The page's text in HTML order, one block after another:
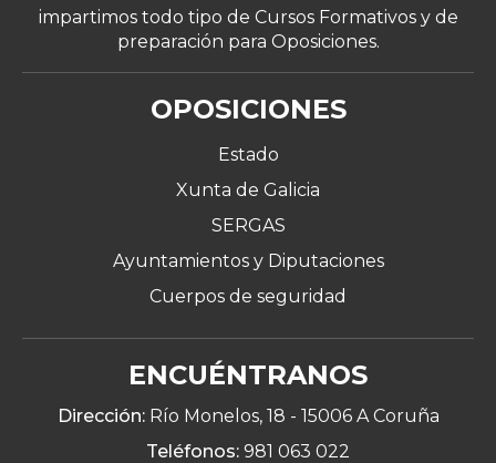
impartimos todo tipo de Cursos Formativos y de
preparación para Oposiciones.
OPOSICIONES
Estado
Xunta de Galicia
SERGAS
Ayuntamientos y Diputaciones
Cuerpos de seguridad
ENCUÉNTRANOS
Dirección:Río Monelos, 18 - 15006 A Coruña
Teléfonos: 981 063 022